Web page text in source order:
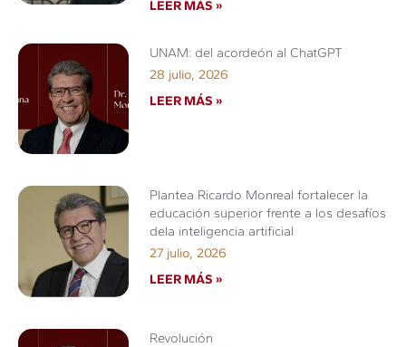
LEER MÁS »
UNAM: del acordeón al ChatGPT
28 julio, 2026
LEER MÁS »
Plantea Ricardo Monreal fortalecer la
educación superior frente a los desafíos
dela inteligencia artificial
27 julio, 2026
LEER MÁS »
Revolución